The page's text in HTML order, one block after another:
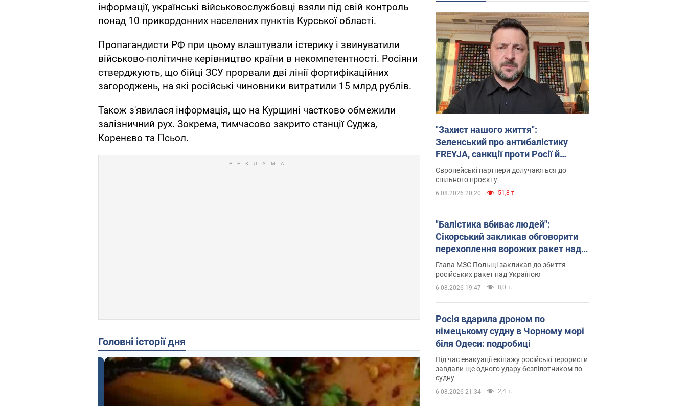
інформації, українські військовослужбовці взяли під свій контроль
понад 10 прикордонних населених пунктів Курської області.
Пропагандисти РФ при цьому влаштували істерику і звинуватили
військово-політичне керівництво країни в некомпетентності. Росіяни
стверджують, що бійці ЗСУ прорвали дві лінії фортифікаційних
загороджень, на які російські чиновники витратили 15 млрд рублів.
Також з'явилася інформація, що на Курщині частково обмежили
залізничний рух. Зокрема, тимчасово закрито станції Суджа,
Коренєво та Псьол.
Головні історії дня
"Захист нашого життя":
Зеленський про антибалістику
FREYJA, санкції проти Росії й
підтримку аграріїв. Відео
Європейські партнери долучаються до
спільного проєкту
6.08.2026 20:20 51,8 т.
"Балістика вбиває людей":
Сікорський закликав обговорити
перехоплення ворожих ракет над
Україною
Глава МЗС Польщі закликав до збиття
російських ракет над Україною
6.08.2026 19:47 8,0 т.
Росія вдарила дроном по
німецькому судну в Чорному морі
біля Одеси: подробиці
Під час евакуації екіпажу російські терористи
завдали ще одного удару безпілотником по
судну
6.08.2026 21:34 2,4 т.